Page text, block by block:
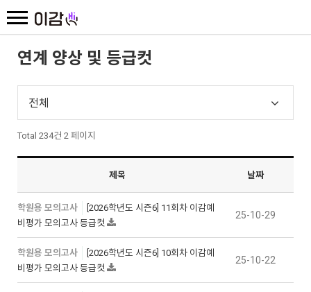
연계 양상 및 등급컷
전체
Total 234건 2 페이지
제목 날짜
학원용 모의고사
[2026학년도 시즌6] 11회차 이감예
비평가 모의고사 등급컷
25-10-29
학원용 모의고사
[2026학년도 시즌6] 10회차 이감예
비평가 모의고사 등급컷
25-10-22